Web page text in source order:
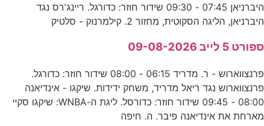
היברניאן 07:45 - 09:30 שידור חוזר: כדורגל. ריינג'רס נגד
היברניאן, הליגה הסקוטית, מחזור 2. קילמרנוק - סלטיק
ספורט 5 לייב 09-08-2026
פרנצווארוש - ר. מדריד 06:15 - 08:00 שידור חוזר: כדורגל.
פרנצווארוש נגד ריאל מדריד, משחק ידידות. שיקגו - אינדיאנה
08:00 - 09:45 שידור חוזר: כדורסל. ליגת ה-WNBA: שיקגו סקיי
מארחת את אינדיאנה פיבר. ה. חיפה